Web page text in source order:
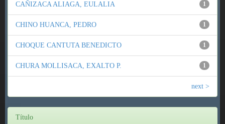
1
CAÑIZACA ALIAGA, EULALIA
1
CHINO HUANCA, PEDRO
1
CHOQUE CANTUTA BENEDICTO
1
CHURA MOLLISACA, EXALTO P.
next >
Título